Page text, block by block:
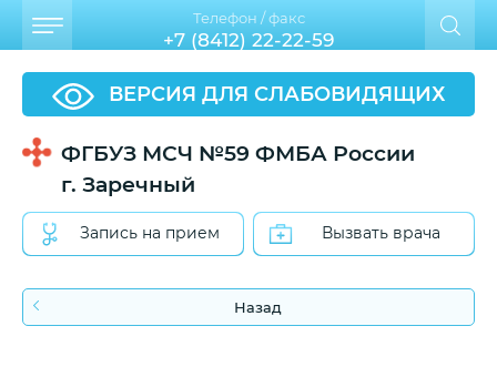
ВЕРСИЯ ДЛЯ СЛАБОВИДЯЩИХ
ФГБУЗ МСЧ №59 ФМБА России
г. Заречный
Запись на прием Вызвать врача
Телефон / факс
+7 (8412) 22-22-59
Назад